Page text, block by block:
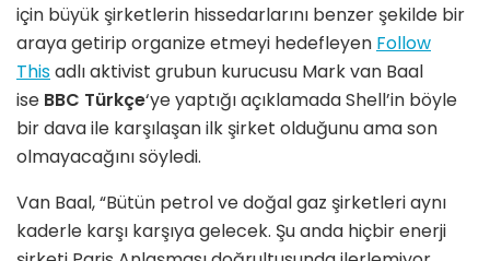
için büyük şirketlerin hissedarlarını benzer şekilde bir
araya getirip organize etmeyi hedefleyen Follow
Thisadlı aktivist grubun kurucusu Mark van Baal
ise BBC Türkçe‘ye yaptığı açıklamada Shell’in böyle
bir dava ile karşılaşan ilk şirket olduğunu ama son
olmayacağını söyledi.
Van Baal, “Bütün petrol ve doğal gaz şirketleri aynı
kaderle karşı karşıya gelecek. Şu anda hiçbir enerji